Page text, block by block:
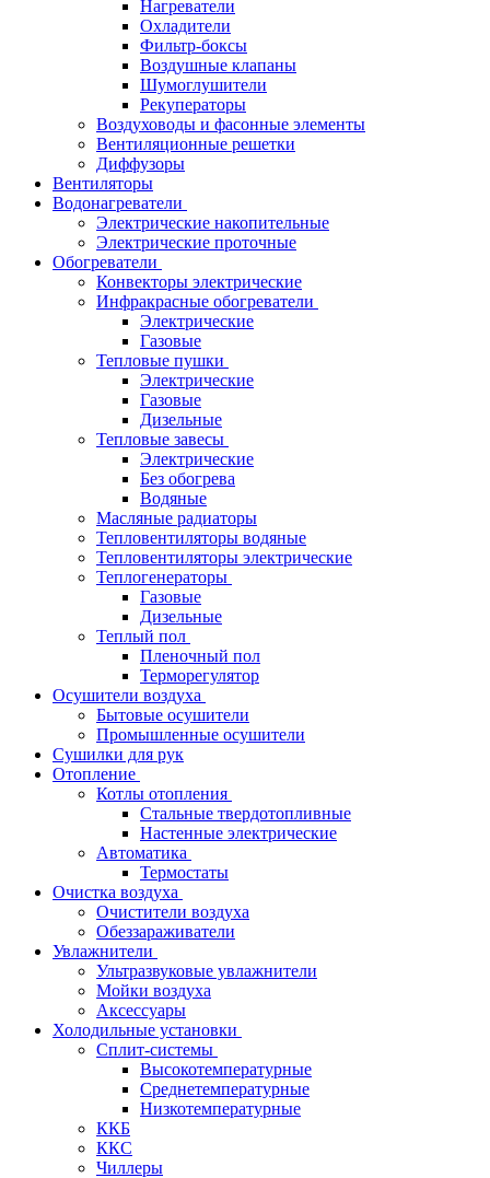
Нагреватели
Охладители
Фильтр-боксы
Воздушные клапаны
Шумоглушители
Рекуператоры
Воздуховоды и фасонные элементы
Вентиляционные решетки
Диффузоры
Вентиляторы
Водонагреватели
Электрические накопительные
Электрические проточные
Обогреватели
Конвекторы электрические
Инфракрасные обогреватели
Электрические
Газовые
Тепловые пушки
Электрические
Газовые
Дизельные
Тепловые завесы
Электрические
Без обогрева
Водяные
Масляные радиаторы
Тепловентиляторы водяные
Тепловентиляторы электрические
Теплогенераторы
Газовые
Дизельные
Теплый пол
Пленочный пол
Терморегулятор
Осушители воздуха
Бытовые осушители
Промышленные осушители
Сушилки для рук
Отопление
Котлы отопления
Стальные твердотопливные
Настенные электрические
Автоматика
Термостаты
Очистка воздуха
Очистители воздуха
Обеззараживатели
Увлажнители
Ультразвуковые увлажнители
Мойки воздуха
Аксессуары
Холодильные установки
Сплит-системы
Высокотемпературные
Среднетемпературные
Низкотемпературные
ККБ
ККС
Чиллеры